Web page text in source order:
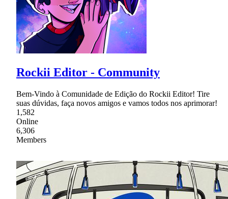
Rockii Editor - Community
Bem-Vindo à Comunidade de Edição do Rockii Editor! Tire
suas dúvidas, faça novos amigos e vamos todos nos aprimorar!
1,582
Online
6,306
Members